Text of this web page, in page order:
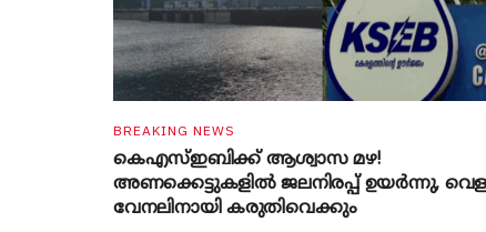
BREAKING NEWS
കെഎസ്ഇബിക്ക് ആശ്വാസ മഴ!
അണക്കെട്ടുകളിൽ ജലനിരപ്പ് ഉയർന്നു,
വേനലിനായി കരുതിവെക്കും